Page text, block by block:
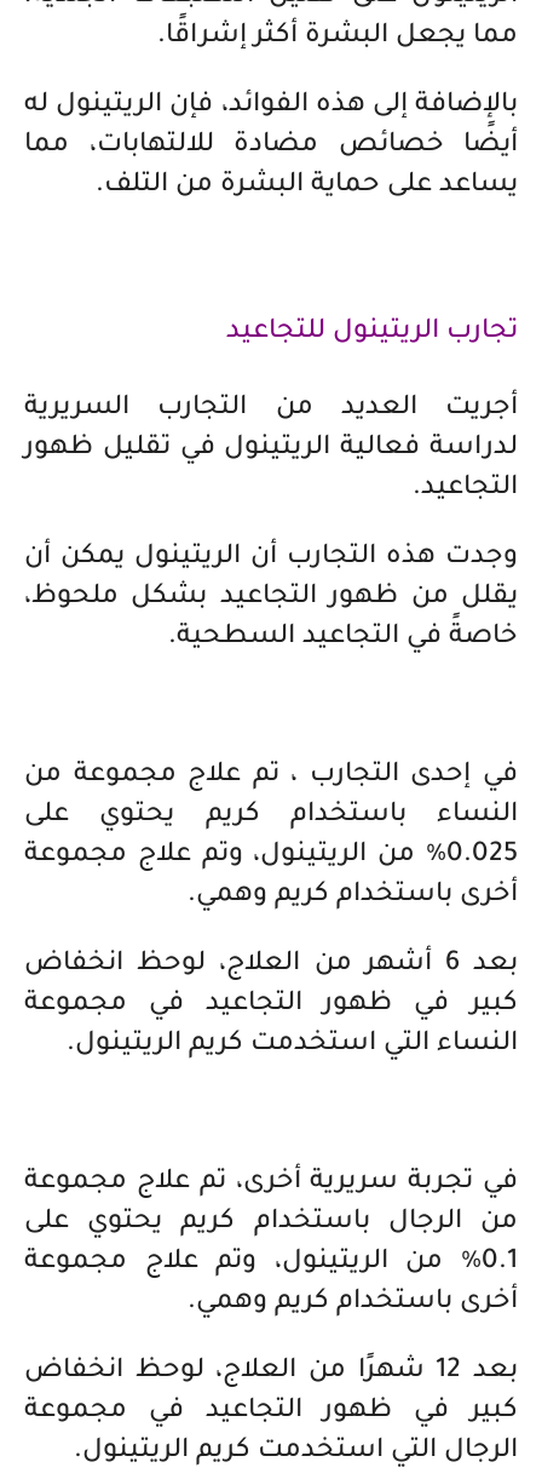
مما يجعل البشرة أكثر إشراقًا.
بالإضافة إلى هذه الفوائد، فإن الريتينول له
أيضًا خصائص مضادة للالتهابات، مما
يساعد على حماية البشرة من التلف.
تجارب الريتينول للتجاعيد
أجريت العديد من التجارب السريرية
لدراسة فعالية الريتينول في تقليل ظهور
التجاعيد.
وجدت هذه التجارب أن الريتينول يمكن أن
يقلل من ظهور التجاعيد بشكل ملحوظ،
خاصةً في التجاعيد السطحية.
في إحدى التجارب ، تم علاج مجموعة من
النساء باستخدام كريم يحتوي على
0.025٪ من الريتينول، وتم علاج مجموعة
أخرى باستخدام كريم وهمي.
بعد 6 أشهر من العلاج، لوحظ انخفاض
كبير في ظهور التجاعيد في مجموعة
النساء التي استخدمت كريم الريتينول.
في تجربة سريرية أخرى، تم علاج مجموعة
من الرجال باستخدام كريم يحتوي على
0.1٪ من الريتينول، وتم علاج مجموعة
أخرى باستخدام كريم وهمي.
بعد 12 شهرًا من العلاج، لوحظ انخفاض
كبير في ظهور التجاعيد في مجموعة
الرجال التي استخدمت كريم الريتينول.